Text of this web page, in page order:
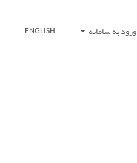
ورود به سامانه ENGLISH